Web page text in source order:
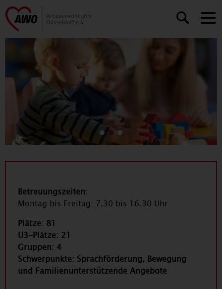
Slide number 1
Slide number 0
Slide number 2
Betreuungszeiten:
Montag bis Freitag: 7.30 bis 16.30 Uhr
Plätze: 81
U3-Plätze: 21
Gruppen: 4
Schwerpunkte: Sprachförderung, Bewegung
und Familienunterstützende Angebote